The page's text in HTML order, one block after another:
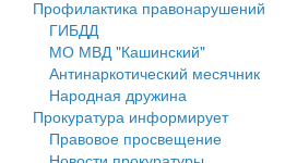
Нормативы градостроительного
Правила землепользования и
Генеральные планы
Проекты планировки территории
Профилактика правонарушений
ГИБДД
МО МВД "Кашинский"
Антинаркотический месячник
Народная дружина
Прокуратура информирует
Правовое просвещение